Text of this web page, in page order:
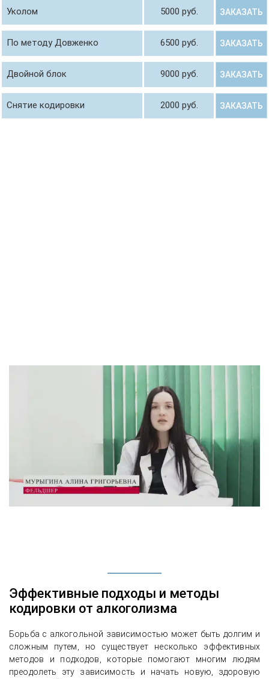
Уколом 5000 руб. ЗАКАЗАТЬ
По методу Довженко 6500 руб. ЗАКАЗАТЬ
Двойной блок 9000 руб. ЗАКАЗАТЬ
Снятие кодировки 2000 руб. ЗАКАЗАТЬ
Эффективные подходы и методы
кодировки от алкоголизма
Борьба с алкогольной зависимостью может быть долгим и
сложным путем, но существует несколько эффективных
методов и подходов, которые помогают многим людям
преодолеть эту зависимость и начать новую, здоровую